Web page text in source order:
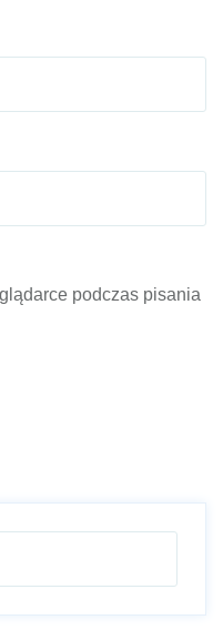
podczas pisania